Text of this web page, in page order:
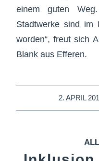
einem guten
Stadtwerke sind im
worden“, freut sich
Blank aus Efferen.
2. APRIL
/